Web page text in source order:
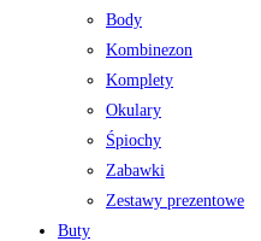
Body
Kombinezon
Komplety
Okulary
Śpiochy
Zabawki
Zestawy prezentowe
Buty